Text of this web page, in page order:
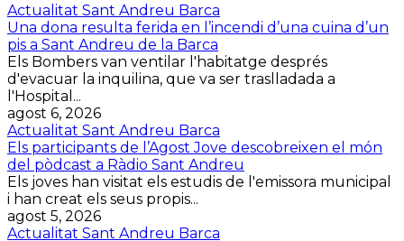
Actualitat Sant Andreu Barca
Una dona resulta ferida en l’incendi d’una cuina d’un
pis a Sant Andreu de la Barca
Els Bombers van ventilar l'habitatge després
d'evacuar la inquilina, que va ser traslladada a
l'Hospital...
agost 6, 2026
Actualitat Sant Andreu Barca
Els participants de l’Agost Jove descobreixen el món
del pòdcast a Ràdio Sant Andreu
Els joves han visitat els estudis de l'emissora municipal
i han creat els seus propis...
agost 5, 2026
Actualitat Sant Andreu Barca